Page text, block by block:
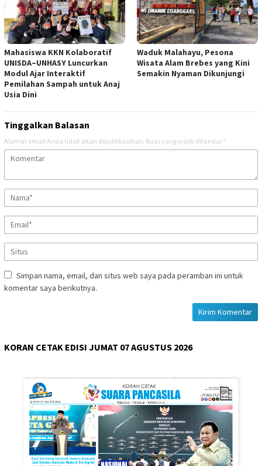
Mahasiswa KKN Kolaboratif
UNISDA–UNHASY Luncurkan
Modul Ajar Interaktif
Pemilahan Sampah untuk Anaj
Usia Dini
Waduk Malahayu, Pesona
Wisata Alam Brebes yang Kini
Semakin Nyaman Dikunjungi
Tinggalkan Balasan
Alamat email Anda tidak akan dipublikasikan. Ruas yang wajib ditandai *
Simpan nama, email, dan situs web saya pada peramban ini untuk
komentar saya berikutnya.
KORAN CETAK EDISI JUMAT 07 AGUSTUS 2026